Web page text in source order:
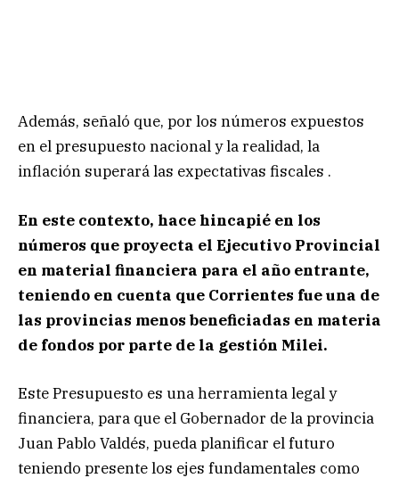
Además, señaló que, por los números expuestos
en el presupuesto nacional y la realidad, la
inflación superará las expectativas fiscales .
En este contexto, hace hincapié en los
números que proyecta el Ejecutivo Provincial
en material financiera para el año entrante,
teniendo en cuenta que Corrientes fue una de
las provincias menos beneficiadas en materia
de fondos por parte de la gestión Milei.
Este Presupuesto es una herramienta legal y
financiera, para que el Gobernador de la provincia
Juan Pablo Valdés, pueda planificar el futuro
teniendo presente los ejes fundamentales como